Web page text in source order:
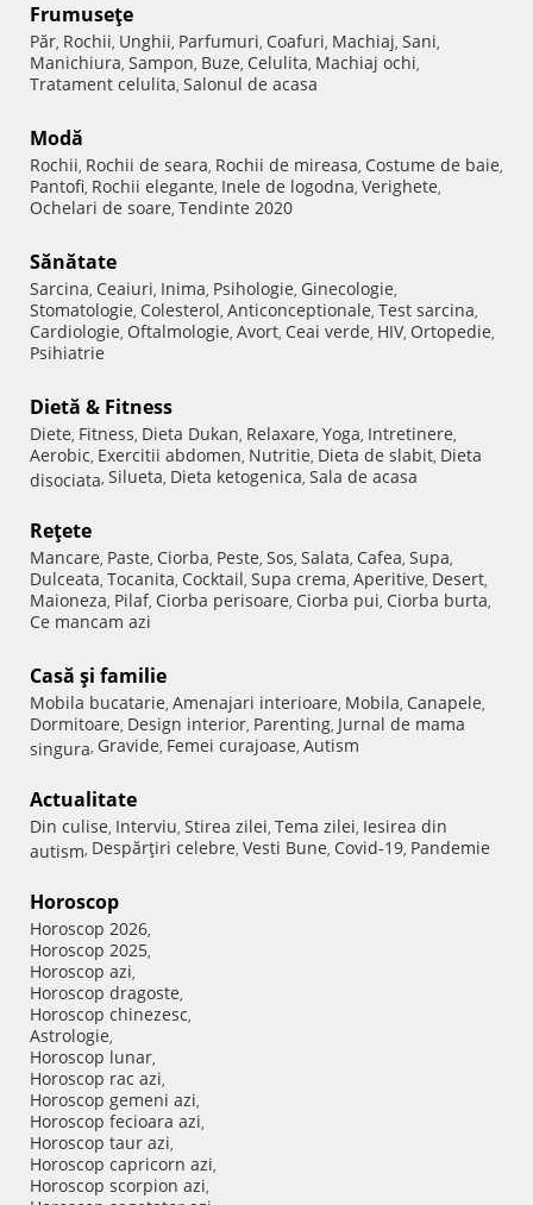
Frumuseţe
Păr, Rochii, Unghii, Parfumuri, Coafuri, Machiaj, Sani,
Manichiura, Sampon, Buze, Celulita, Machiaj ochi,
Tratament celulita, Salonul de acasa
Modă
Rochii, Rochii de seara, Rochii de mireasa, Costume de baie,
Pantofi, Rochii elegante, Inele de logodna, Verighete,
Ochelari de soare, Tendinte 2020
Sănătate
Sarcina, Ceaiuri, Inima, Psihologie, Ginecologie,
Stomatologie, Colesterol, Anticonceptionale, Test sarcina,
Cardiologie, Oftalmologie, Avort, Ceai verde, HIV, Ortopedie,
Psihiatrie
Dietă & Fitness
Diete, Fitness, Dieta Dukan, Relaxare, Yoga, Intretinere,
Aerobic, Exercitii abdomen, Nutritie, Dieta de slabit, Dieta
disociata, Silueta, Dieta ketogenica, Sala de acasa
Reţete
Mancare, Paste, Ciorba, Peste, Sos, Salata, Cafea, Supa,
Dulceata, Tocanita, Cocktail, Supa crema, Aperitive, Desert,
Maioneza, Pilaf, Ciorba perisoare, Ciorba pui, Ciorba burta,
Ce mancam azi
Casă şi familie
Mobila bucatarie, Amenajari interioare, Mobila, Canapele,
Dormitoare, Design interior, Parenting, Jurnal de mama
singura, Gravide, Femei curajoase, Autism
Actualitate
Din culise, Interviu, Stirea zilei, Tema zilei, Iesirea din
autism, Despărţiri celebre, Vesti Bune, Covid-19, Pandemie
Horoscop
Horoscop 2026,
Horoscop 2025,
Horoscop azi,
Horoscop dragoste,
Horoscop chinezesc,
Astrologie,
Horoscop lunar,
Horoscop rac azi,
Horoscop gemeni azi,
Horoscop fecioara azi,
Horoscop taur azi,
Horoscop capricorn azi,
Horoscop scorpion azi,